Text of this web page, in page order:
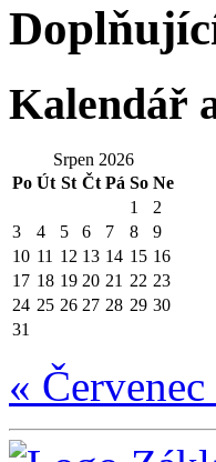
Kalendář
Srpen 2026
Po Út St Čt Pá So Ne
1
2
3
4 5 6 7 8
9
10 11 12 13 14 15 16
17 18 19 20 21 22 23
24 25 26 27 28 29 30
31
«